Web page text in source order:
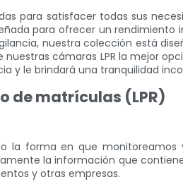
para satisfacer todas sus
para ofrecer un rendimiento
nuestra colección está
cámaras LPR la mejor
y le brindará una tranquilidad
de matrículas (LPR)
la forma en que
la información que
y otras empresas.